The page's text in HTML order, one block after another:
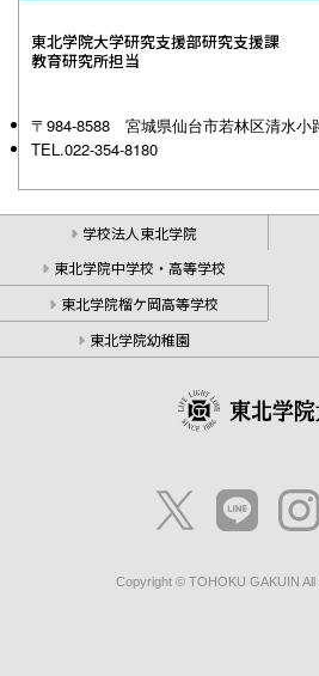
東北学院大学研究支援部研究支援課
教育研究所担当
〒984-8588 宮城県仙台市若林区清水小
TEL.022-354-8180
学校法人東北学院
東北学院中学校・高等学校
東北学院榴ケ岡高等学校
東北学院幼稚園
Copyright © TOHOKU GAKUIN All